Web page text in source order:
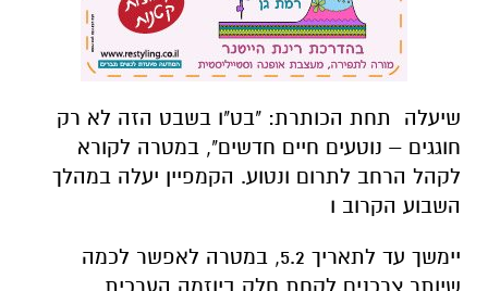
שיעלה תחת הכותרת: "בט"ו בשבט הזה לא רק
חוגגים – נוטעים חיים חדשים", במטרה לקורא
לקהל הרחב לתרום ונטוע. הקמפיין יעלה במהלך
השבוע הקרוב ו
יימשך עד לתאריך 5.2, במטרה לאפשר לכמה
שיותר צרכנים לקחת חלק ביוזמה הערכית.